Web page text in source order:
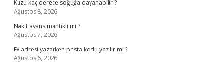
Kuzu kaç derece soğuğa dayanabilir ?
Ağustos 8, 2026
Nakit avans mantıklı mı ?
Ağustos 7, 2026
Ev adresi yazarken posta kodu yazılır mı ?
Ağustos 6, 2026